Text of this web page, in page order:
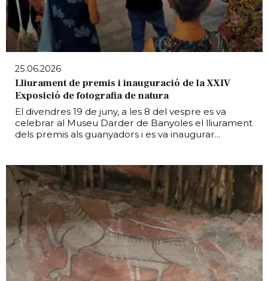
25.06.2026
Lliurament de premis i inauguració de la XXIV
Exposició de fotografia de natura
El divendres 19 de juny, a les 8 del vespre es va
celebrar al Museu Darder de Banyoles el lliurament
dels premis als guanyadors i es va inaugurar...